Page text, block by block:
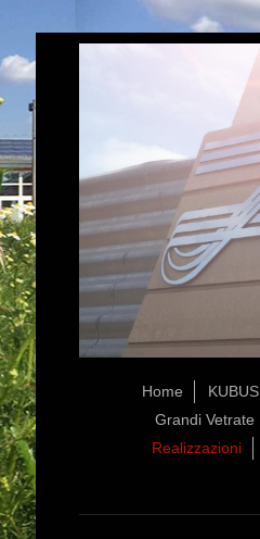
Home KUBUS
Grandi Vetrate
Realizzazioni